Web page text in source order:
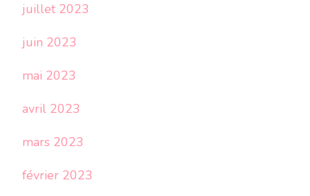
juillet 2023
juin 2023
mai 2023
avril 2023
mars 2023
février 2023